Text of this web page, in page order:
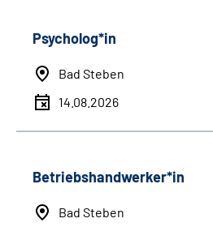
Psycholog*in
Bad Steben
14.08.2026
Betriebshandwerker*in
Bad Steben